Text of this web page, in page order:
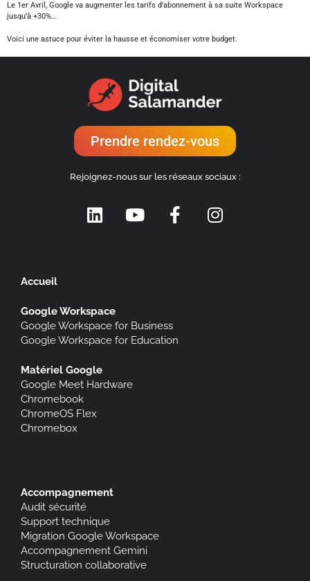
Le 1er Avril, Google va augmenter les tarifs d’abonnement à sa suite Workspace
jusqu’à +30%…
Voici une astuce pour éviter la hausse et économiser votre budget.
Prendre rendez-vous
Rejoignez-nous sur les réseaux sociaux :
Accueil
Google Workspace
Google Workspace for Business
Google Workspace for Education
Matériel Google
Google Meet Hardware
Chromebook
ChromeOS Flex
Chromebox
Accompagnement
Audit sécurité
Support technique
Migration Google Workspace
Accompagnement Gemini
Structuration collaborative